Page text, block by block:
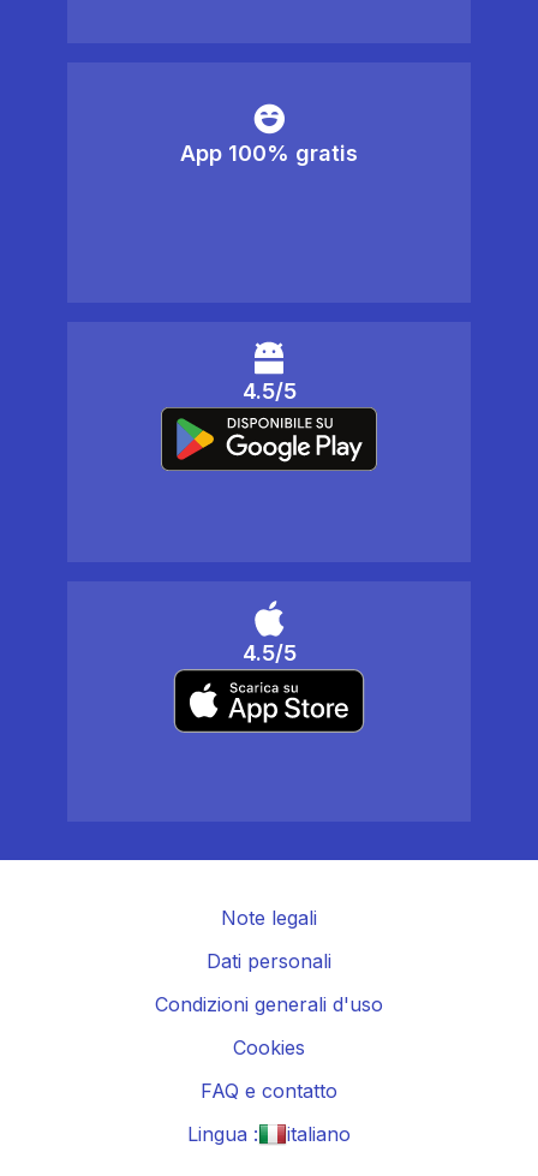
App 100% gratis
4.5/5
4.5/5
Note legali
Dati personali
Condizioni generali d'uso
Cookies
FAQ e contatto
Lingua :
italiano